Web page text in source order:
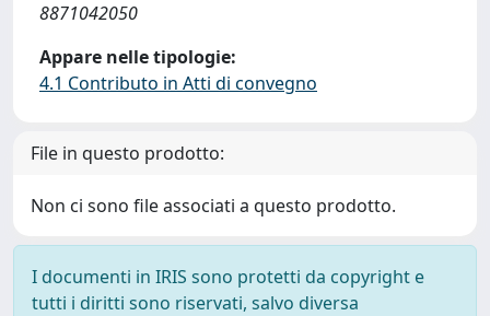
8871042050
Appare nelle tipologie:
4.1 Contributo in Atti di convegno
File in questo prodotto:
Non ci sono file associati a questo prodotto.
I documenti in IRIS sono protetti da copyright e
tutti i diritti sono riservati, salvo diversa